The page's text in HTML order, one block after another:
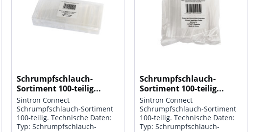
Schrumpfschlauch-
Sortiment 100-teilig...
Sintron Connect
Schrumpfschlauch-Sortiment
100-teilig. Technische Daten:
Typ: Schrumpfschlauch-
Schrumpfschlauch-
Sortiment 100-teilig...
Sintron Connect
Schrumpfschlauch-Sortiment
100-teilig. Technische Daten:
Typ: Schrumpfschlauch-